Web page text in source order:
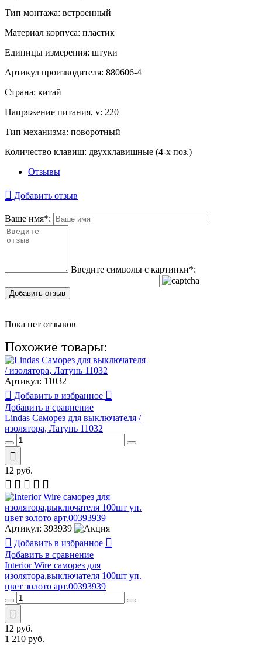
Тип монтажа: встроенный
Материал корпуса: пластик
Единицы измерения: штуки
Артикул производителя: 880606-4
Страна: китай
Напряжение питания, v: 220
Тип механизма: поворотный
Количество клавиш: двухклавишные (4-х поз.)
Отзывы
Добавить отзыв
Ваше имя*:
Введите символы с картинки*:
Добавить отзыв
Пока нет отзывов
Похожие товары:
Артикул: 11032
Добавить в избранное
Добавить в сравнение
Lindas Саморез для выключателя /
изолятора, Латунь 11032
12 руб.
Артикул: 393939
Добавить в избранное
Добавить в сравнение
Interior Wire cаморез для
изолятора,выключателя 100шт уп.
цвет золото арт.00393939
12 руб.
1 210 руб.